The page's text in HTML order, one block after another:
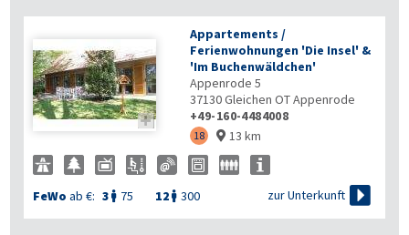

Appartements /
Ferienwohnungen 'Die Insel' &
'Im Buchenwäldchen'
Appenrode 5
37130Gleichen OT Appenrode
+49-160-4484008
18  13 km
FeWo ab €: 3  75 12  300 zur Unterkunft 